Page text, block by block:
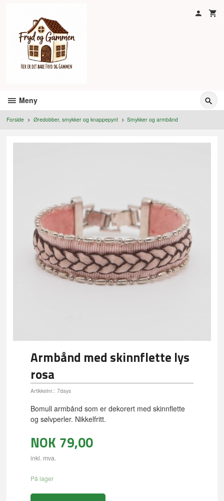
Meny
Forside Øredobber, smykker og knappepynt Smykker og armbånd
Armbånd med skinnflette lys
rosa
Artikkelnr.: 7days
Bomull armbånd som er dekorert med skinnflette
og sølvperler. Nikkelfritt.
NOK 79,00
inkl. mva.
På lager